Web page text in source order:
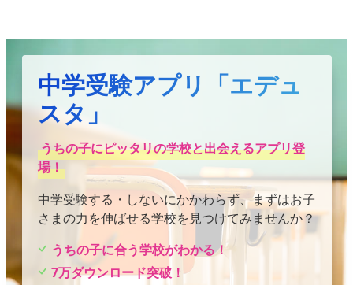
中学受験アプリ「エデュ
スタ」
うちの子にピッタリの学校と出会えるアプリ登
場！
中学受験する・しないにかかわらず、まずはお子
さまの力を伸ばせる学校を見つけてみませんか？
うちの子に合う学校がわかる！
7万ダウンロード突破！